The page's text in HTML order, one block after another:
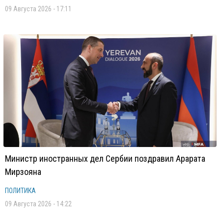
09 Августа 2026 - 17:11
Министр иностранных дел Сербии поздравил Арарата
Мирзояна
ПОЛИТИКА
09 Августа 2026 - 14:22